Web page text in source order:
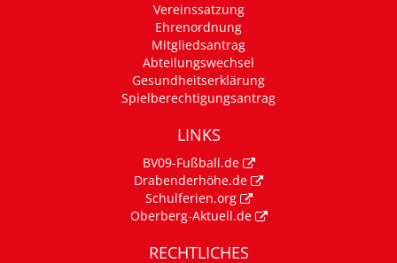
Vereinssatzung
Ehrenordnung
Mitgliedsantrag
Abteilungswechsel
Gesundheitserklärung
Spielberechtigungsantrag
LINKS
BV09-Fußball.de
Drabenderhöhe.de
Schulferien.org
Oberberg-Aktuell.de
RECHTLICHES